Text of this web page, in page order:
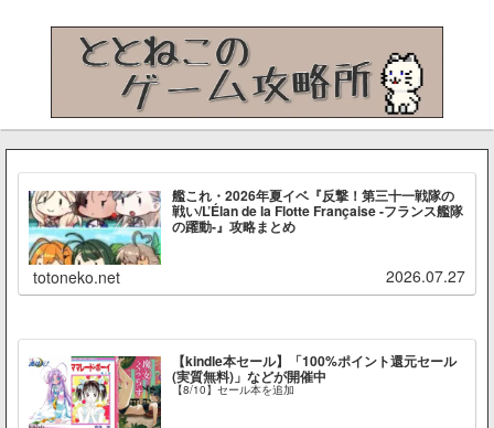
艦これ・2026年夏イベ『反撃！第三十一戦隊の
戦い/L’Élan de la Flotte Française -フランス艦隊
の躍動-』攻略まとめ
totoneko.net 2026.07.27
【kindle本セール】「100%ポイント還元セール
(実質無料)」などが開催中
【8/10】セール本を追加